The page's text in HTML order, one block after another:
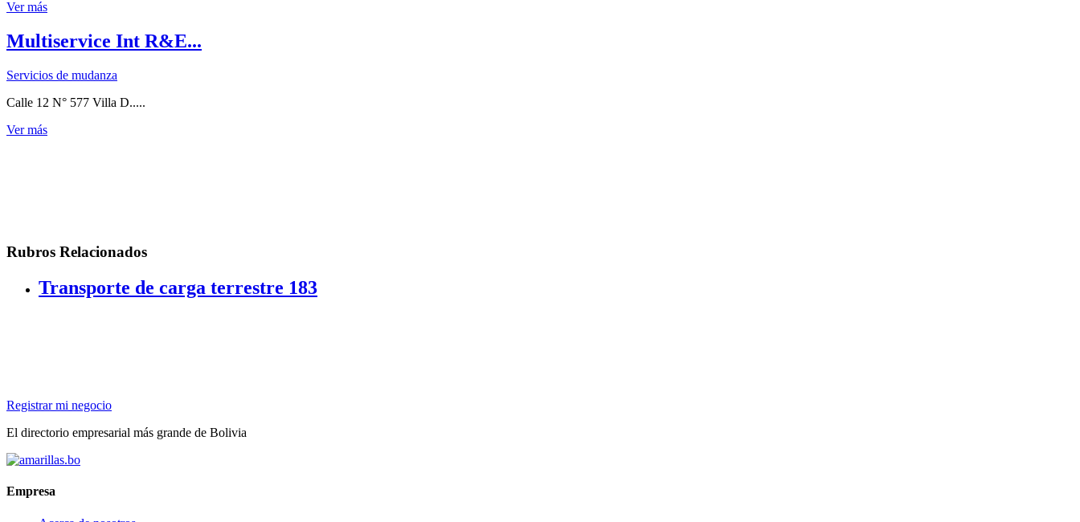
Ver más
Multiservice Int R&E...
Servicios de mudanza
Calle 12 N° 577 Villa D.....
Ver más
Rubros Relacionados
Transporte de carga terrestre 183
Registrar mi negocio
El directorio empresarial más grande de Bolivia
Empresa